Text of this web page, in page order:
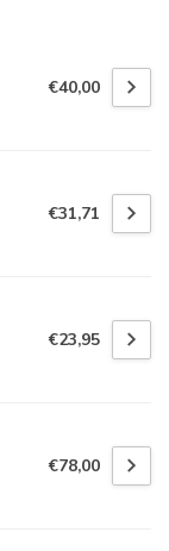
€40,00
€31,71
€23,95
€78,00